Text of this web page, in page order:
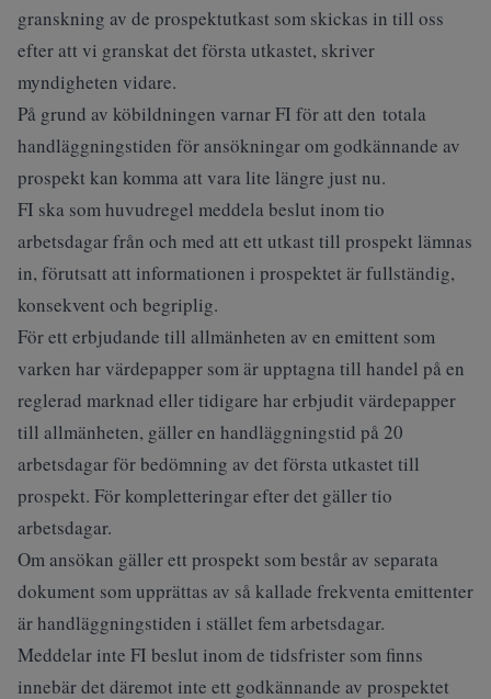
granskning av de prospektutkast som skickas in till oss
efter att vi granskat det första utkastet, skriver
myndigheten vidare.
På grund av köbildningen varnar FI för att den totala
handläggningstiden för ansökningar om godkännande av
prospekt kan komma att vara lite längre just nu.
FI ska som huvudregel meddela beslut inom tio
arbetsdagar från och med att ett utkast till prospekt lämnas
in, förutsatt att informationen i prospektet är fullständig,
konsekvent och begriplig.
För ett erbjudande till allmänheten av en emittent som
varken har värdepapper som är upptagna till handel på en
reglerad marknad eller tidigare har erbjudit värdepapper
till allmänheten, gäller en handläggningstid på 20
arbetsdagar för bedömning av det första utkastet till
prospekt. För kompletteringar efter det gäller tio
arbetsdagar.
Om ansökan gäller ett prospekt som består av separata
dokument som upprättas av så kallade frekventa emittenter
är handläggningstiden i stället fem arbetsdagar.
Meddelar inte FI beslut inom de tidsfrister som finns
innebär det däremot inte ett godkännande av prospektet